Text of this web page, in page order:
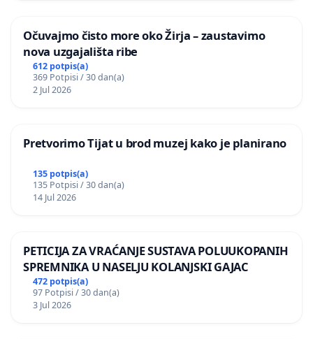
Očuvajmo čisto more oko Žirja – zaustavimo
nova uzgajališta ribe
612 potpis(a)
369 Potpisi / 30 dan(a)
2 Jul 2026
Pretvorimo Tijat u brod muzej kako je planirano
135 potpis(a)
135 Potpisi / 30 dan(a)
14 Jul 2026
PETICIJA ZA VRAĆANJE SUSTAVA POLUUKOPANIH
SPREMNIKA U NASELJU KOLANJSKI GAJAC
472 potpis(a)
97 Potpisi / 30 dan(a)
3 Jul 2026